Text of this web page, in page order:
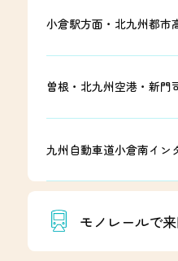
小倉駅方面・北九州都市
曽根・北九州空港・新門
九州自動車道小倉南イン
モノレールで